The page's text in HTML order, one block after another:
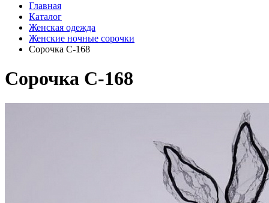
Главная
Каталог
Женская одежда
Женские ночные сорочки
Сорочка С-168
Сорочка С-168